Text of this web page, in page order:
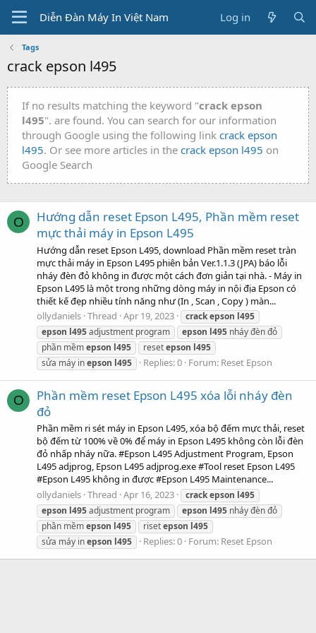
Diễn Đàn Máy In Việt Nam Log in
Tags
crack epson l495
If no results matching the keyword "crack epson
l495". are found. You can search for our information
through Google using the following link crack epson
l495. Or see more articles in the crack epson l495 on
Google Search
O
Hướng dẫn reset Epson L495, Phần mềm reset
mực thải máy in Epson L495
Hướng dẫn reset Epson L495, download Phần mềm reset tràn
mực thải máy in Epson L495 phiên bản Ver.1.1.3 (JPA) báo lỗi
nháy đèn đỏ không in được một cách đơn giản tại nhà. - Máy in
Epson L495 là một trong những dòng máy in nội địa Epson có
thiết kế đẹp nhiều tính năng như (In , Scan , Copy ) màn...
ollydaniels Thread Apr 19, 2023 crackepson l495
epson l495adjustment program epson l495 nháy đèn đỏ
phần mềmepson l495 resetepson l495
sửa máy inepson l495 Replies: 0 Forum: Reset Epson
O
Phần mềm reset Epson L495 xóa lỗi nháy đèn
đỏ
Phần mềm ri sét máy in Epson L495, xóa bộ đếm mực thải, reset
bộ đếm từ 100% về 0% để máy in Epson L495 không còn lỗi đèn
đỏ nhấp nháy nữa. #Epson L495 Adjustment Program, Epson
L495 adjprog, Epson L495 adjprog.exe #Tool reset Epson L495
#Epson L495 không in được #Epson L495 Maintenance...
ollydaniels Thread Apr 16, 2023 crackepson l495
epson l495adjustment program epson l495 nháy đèn đỏ
phần mềmepson l495 risetepson l495
sửa máy inepson l495 Replies: 0 Forum: Reset Epson